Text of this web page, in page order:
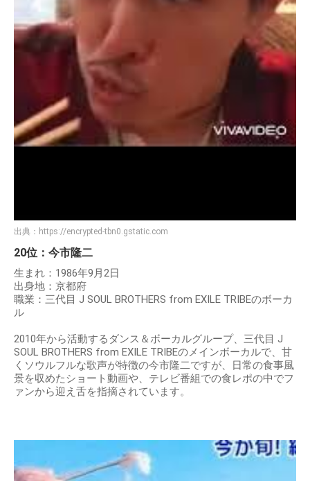
出典： https://encrypted-tbn0.gstatic.com
20位：今市隆二
生まれ：1986年9月2日
出身地：京都府
職業：三代目 J SOUL BROTHERS from EXILE TRIBEのボーカ
ル
2010年から活動するダンス＆ボーカルグループ、三代目 J
SOUL BROTHERS from EXILE TRIBEのメインボーカルで、甘
くソウルフルな歌声が特徴の今市隆二ですが、日常の食事風
景を収めたショート動画や、テレビ番組での食レポの中でフ
ァンから迎え舌を指摘されています。